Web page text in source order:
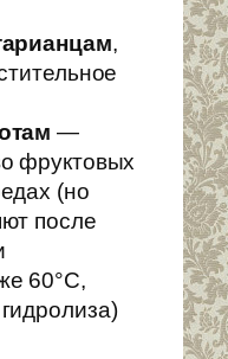
,
—
фруктовых
(но
после
60°C,